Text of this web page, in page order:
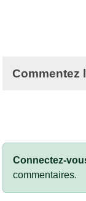
Commentez
Connectez-
commentaires.